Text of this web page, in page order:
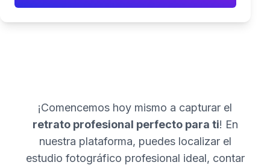
¡Comencemos hoy mismo a capturar el
retrato profesional perfecto para ti! En
nuestra plataforma, puedes localizar el
estudio fotográfico profesional ideal, contar